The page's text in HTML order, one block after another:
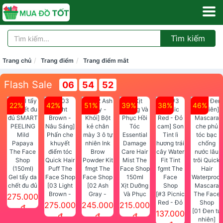
Tìm kiếm
Trang chủ Trang điểm Trang điểm mắt
Flash Sale 06 54 52
22%
Gel tẩy da
chết đu đủ
SMART
PEELING
275.000
đ
42%
[03 Light
Brown -
Nâu Sáng]
Phấn che
275.000
đ
51%
[02 Ash
Gray -
Khói] Bột
kẻ chân
245.000
đ
39%
Xịt Dưỡng
Và Phục
Hồi Tóc
Essential
215.000
đ
38%
[#3 Picnic
Red - Đỏ
cam] Son
137.000
46%
[01 Đen tự
nhiên]